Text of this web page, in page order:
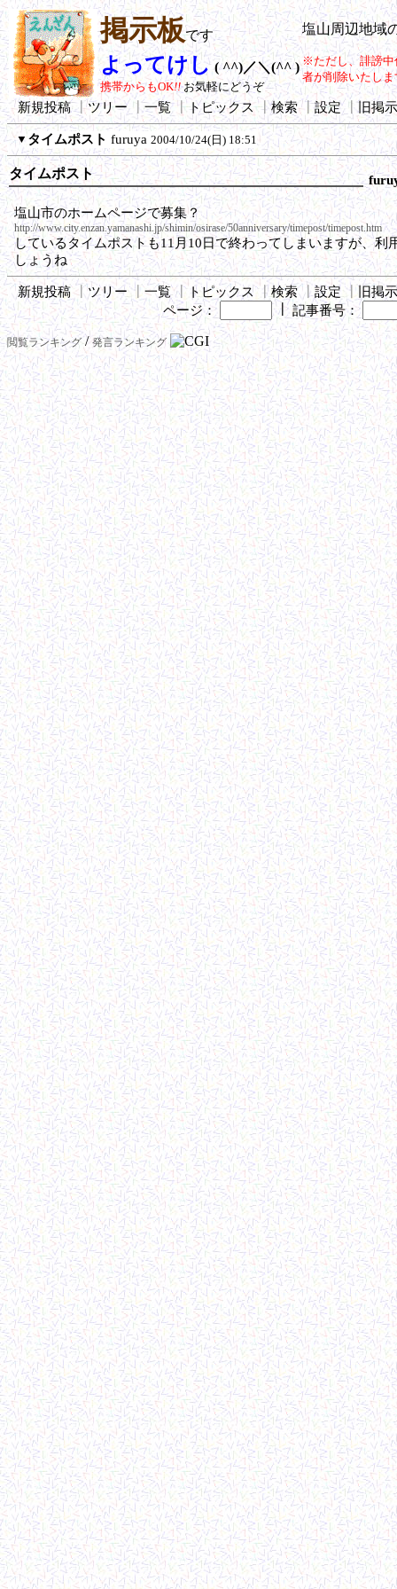
掲示板です
よってけし ( ^^)／＼(^^ )
携帯からもOK!! お気軽にどうぞ
塩山周辺地域
※ただし、誹謗中
者が削除いたしま
新規投稿┃ツリー┃一覧┃トピックス┃検索┃設定┃旧掲
▼ タイムポスト furuya 2004/10/24(日) 18:51
タイムポスト
塩山市のホームページで募集？
http://www.city.enzan.yamanashi.jp/shimin/osirase/50anniversary/timepost/timepost.htm
しているタイムポストも11月10日で終わってしまいますが、利
しょうね
新規投稿┃ツリー┃一覧┃ トピックス┃検索┃設定┃
旧掲
ページ：
┃ 記事番号：
閲覧ランキング/ 発言ランキング